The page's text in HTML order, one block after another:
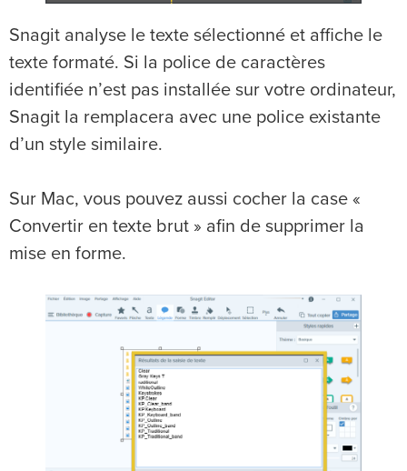
Snagit analyse le texte sélectionné et affiche le
texte formaté. Si la police de caractères
identifiée n’est pas installée sur votre ordinateur,
Snagit la remplacera avec une police existante
d’un style similaire.
Sur Mac, vous pouvez aussi cocher la case «
Convertir en texte brut » afin de supprimer la
mise en forme.